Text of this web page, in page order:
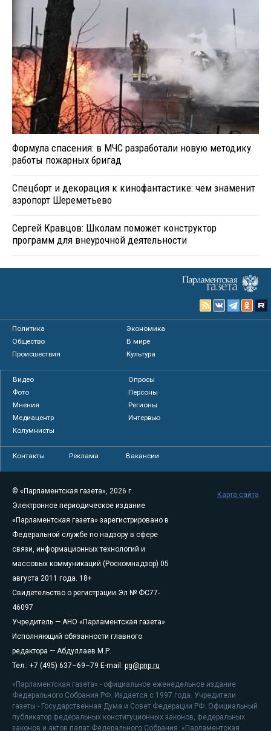
Формула спасения: в МЧС разработали новую методику
работы пожарных бригад
Спецборт и декорация к кинофантастике: чем знаменит
аэропорт Шереметьево
Сергей Кравцов: Школам поможет конструктор
программ для внеурочной деятельности
Политика
Экономика
Общество
В мире
Происшествия
Культура
Видео
Опросы
Фото
Персоны
Мнения
Регионы
Медиацентр
Интервью
Колумнисты
Контакты Реклама Вакансии
© «Парламентская газета», 2026 г.
Электронное периодическое издание
«Парламентская газета» зарегистрировано в
Федеральной службе по надзору в сфере
связи, информационных технологий и
массовых коммуникаций (Роскомнадзор) 05
августа 2011 года. 18+
Свидетельство о регистрации Эл № ФС77-
46097
Учредитель — АНО «Парламентская газета»
Исполняющий обязанности главного
редактора — Абдуллаев М.Р.
Тел.: +7 (495) 637–69–79 E-mail: pg@pnp.ru
«Парламентская газета» - официальное еженедельное издание
Федерального Собрания РФ. Издается с 1997 года. Учредители
газеты - Государственная Дума и Совет Федерации РФ. Официальный
публикатор федеральных конституционных законов, федеральных
законов и актов палат Федерального Собрания. «Парламентская
Карта сайта